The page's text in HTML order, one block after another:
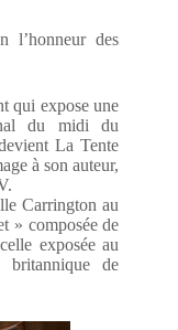
l’honneur des
qui expose une
du midi du
La Tente
à son auteur,
Carrington au
» composée de
exposée au
britannique de